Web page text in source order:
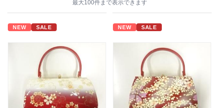
最大100件まで表示できます
NEW SALE NEW SALE